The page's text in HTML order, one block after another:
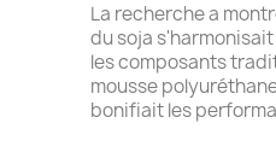
La recherche a
du soja
les composants
mousse
bonifiait les